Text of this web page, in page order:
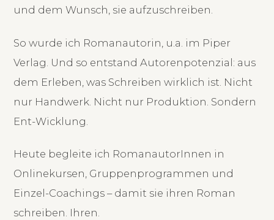
und dem Wunsch, sie aufzuschreiben.
So wurde ich Romanautorin, u.a. im Piper
Verlag. Und so entstand Autorenpotenzial: aus
dem Erleben, was Schreiben wirklich ist. Nicht
nur Handwerk. Nicht nur Produktion. Sondern
Ent-Wicklung.
Heute begleite ich RomanautorInnen in
Onlinekursen, Gruppenprogrammen und
Einzel-Coachings – damit sie ihren Roman
schreiben. Ihren.